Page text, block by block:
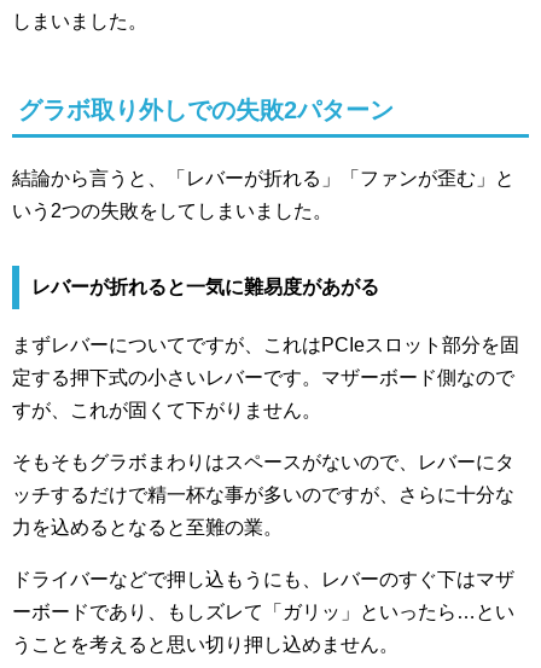
しまいました。
グラボ取り外しでの失敗2パターン
結論から言うと、「レバーが折れる」「ファンが歪む」と
いう2つの失敗をしてしまいました。
レバーが折れると一気に難易度があがる
まずレバーについてですが、これはPCIeスロット部分を固
定する押下式の小さいレバーです。マザーボード側なので
すが、これが固くて下がりません。
そもそもグラボまわりはスペースがないので、レバーにタ
ッチするだけで精一杯な事が多いのですが、さらに十分な
力を込めるとなると至難の業。
ドライバーなどで押し込もうにも、レバーのすぐ下はマザ
ーボードであり、もしズレて「ガリッ」といったら…とい
うことを考えると思い切り押し込めません。